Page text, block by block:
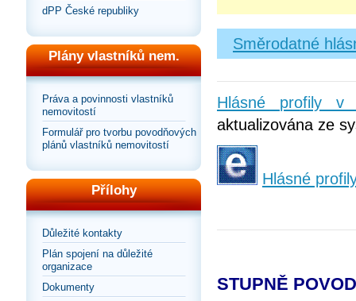
dPP České republiky
Plány vlastníků nem.
Práva a povinnosti vlastníků
nemovitostí
Formulář pro tvorbu povodňových
plánů vlastníků nemovitostí
Přílohy
Důležité kontakty
Plán spojení na důležité
organizace
Dokumenty
Směrodatné
Hlásné profily v
aktualizována ze
Hlásné
STUPNĚ